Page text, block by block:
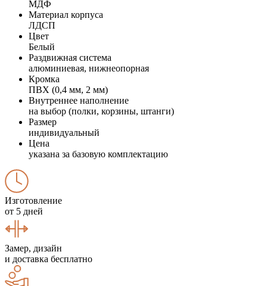
МДФ
Материал корпуса
ЛДСП
Цвет
Белый
Раздвижная система
алюминиевая, нижнеопорная
Кромка
ПВХ (0,4 мм, 2 мм)
Внутреннее наполнение
на выбор (полки, корзины, штанги)
Размер
индивидуальный
Цена
указана за базовую комплектацию
Изготовление
от 5 дней
Замер, дизайн
и доставка бесплатно